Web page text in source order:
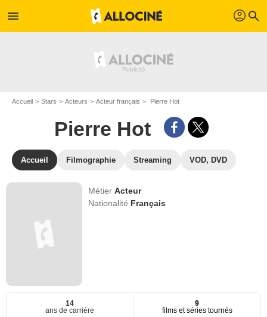
menu profil search
Accueil Stars Acteurs Acteur français Pierre Hot
Pierre Hot
Accueil Filmographie Streaming VOD, DVD
MétierActeur
Nationalité Français
14
ans de carrière
9
films et séries tournés